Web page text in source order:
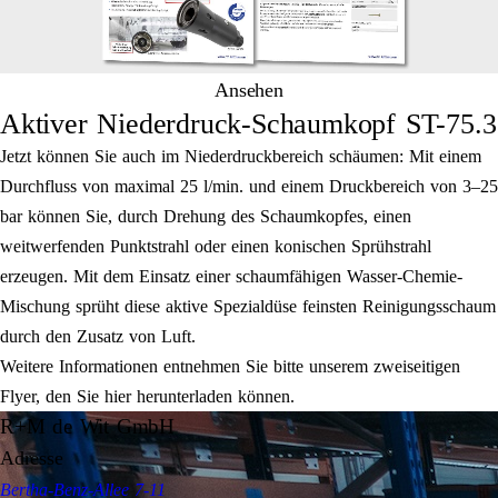
Ansehen
Aktiver Niederdruck-Schaumkopf ST-75.3
Jetzt können Sie auch im Niederdruckbereich schäumen: Mit einem
Durchfluss von maximal 25 l/min. und einem Druckbereich von 3–25
bar können Sie, durch Drehung des Schaumkopfes, einen
weitwerfenden Punktstrahl oder einen konischen Sprühstrahl
erzeugen. Mit dem Einsatz einer schaumfähigen Wasser-Chemie-
Mischung sprüht diese aktive Spezialdüse feinsten Reinigungsschaum
durch den Zusatz von Luft.
Weitere Informationen entnehmen Sie bitte unserem zweiseitigen
Flyer, den Sie hier herunterladen können.
R+M de Wit GmbH
Adresse
Bertha-Benz-Allee 7-11